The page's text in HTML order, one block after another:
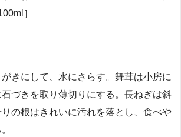
］
きにして、水にさらす。舞茸は小房に
づきを取り薄切りにする。長ねぎは斜
の根はきれいに汚れを落とし、食べや